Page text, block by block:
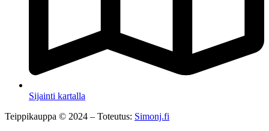
Sijainti kartalla
Teippikauppa © 2024 – Toteutus: Simonj.fi